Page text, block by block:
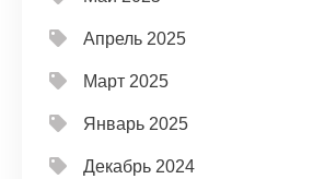
Апрель 2025
Март 2025
Январь 2025
Декабрь 2024